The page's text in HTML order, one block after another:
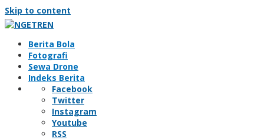
Skip to content
Berita Bola
Fotografi
Sewa Drone
Indeks Berita
Facebook
Twitter
Instagram
Youtube
RSS